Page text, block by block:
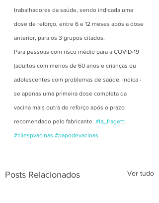
trabalhadores da saúde, sendo indicada uma
dose de reforço, entre 6 e 12 meses após a dose
anterior, para os 3 grupos citados.
Para pessoas com risco médio para a COVID-19
(adultos com menos de 60 anos e crianças ou
adolescentes com problemas de saúde, indica -
se apenas uma primeira dose completa da
vacina mais outra de reforço após o prazo
recomendado pelo fabricante. #la_fragetti
#cliespvacinas #papodevacinas
Posts Relacionados Ver tudo